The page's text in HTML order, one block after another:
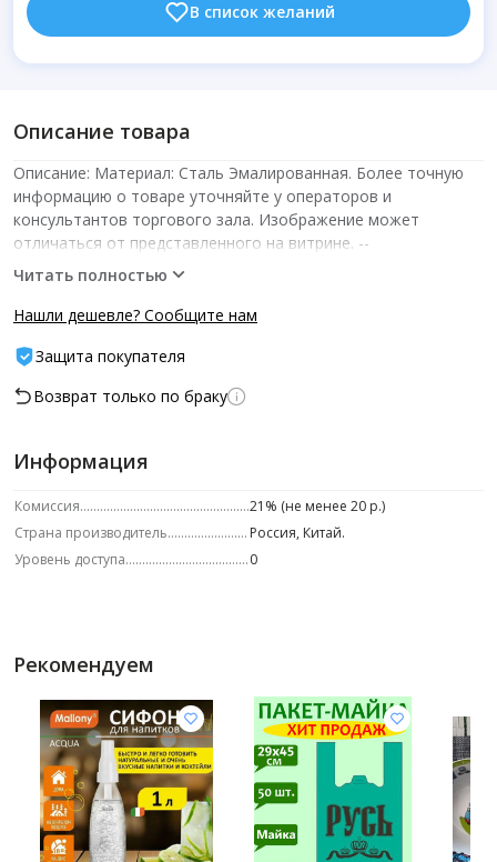
В список желаний
Описание товара
Описание: Материал: Сталь Эмалированная. Более точную
информацию о товаре уточняйте у операторов и
консультантов торгового зала. Изображение может
отличаться от представленного на витрине.­ --
Характеристики -- ед.изм.: шт шт/уп: 1
Читать полностью
Нашли дешевле? Сообщите нам
Защита покупателя
Возврат только по браку
Информация
Комиссия
21% (не менее 20 р.)
Страна производитель
Россия, Китай.
Уровень доступа
0
Рекомендуем